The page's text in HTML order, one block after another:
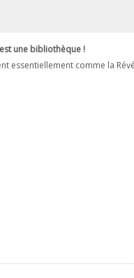
une bibliothèque !
essentiellement comme la